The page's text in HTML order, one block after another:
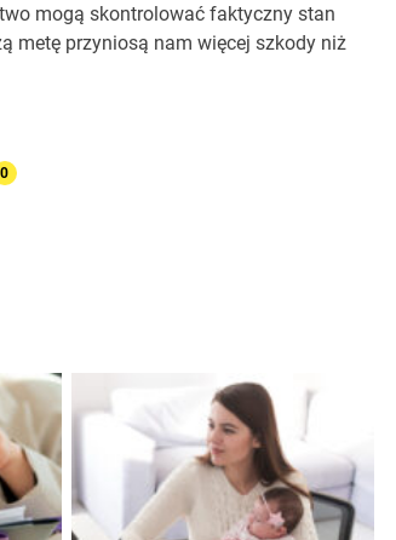
mogą skontrolować faktyczny stan
metę przyniosą nam więcej szkody niż
0